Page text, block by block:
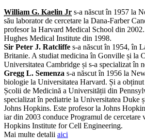
William G. Kaelin Jr s-a născut în 1957 la
său laborator de cercetare la Dana-Farber
profesor la Harvard Medical School din
Hughes Medical Institute din 1998.
Sir Peter J. Ratcliffe s-a născut în 1954, în
Britanie. A studiat medicina în Gonville și la
Universitatea Cambridge și s-a specializat în
Gregg L. Semenza s-a născut în 1956 la
biologie la Universitatea Harvard. Și a
Școlii de Medicină a Universității din
specializat în pediatrie la Universitatea Duke
Johns Hopkins. Este profesor la Johns
iar din 2003 conduce Programul de cercetare
Hopkins Institute for Cell Engineering.
Mai multe detalii aici